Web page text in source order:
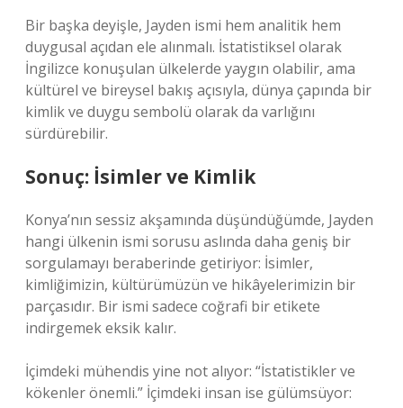
Bir başka deyişle, Jayden ismi hem analitik hem
duygusal açıdan ele alınmalı. İstatistiksel olarak
İngilizce konuşulan ülkelerde yaygın olabilir, ama
kültürel ve bireysel bakış açısıyla, dünya çapında bir
kimlik ve duygu sembolü olarak da varlığını
sürdürebilir.
Sonuç: İsimler ve Kimlik
Konya’nın sessiz akşamında düşündüğümde, Jayden
hangi ülkenin ismi sorusu aslında daha geniş bir
sorgulamayı beraberinde getiriyor: İsimler,
kimliğimizin, kültürümüzün ve hikâyelerimizin bir
parçasıdır. Bir ismi sadece coğrafi bir etikete
indirgemek eksik kalır.
İçimdeki mühendis yine not alıyor: “İstatistikler ve
kökenler önemli.” İçimdeki insan ise gülümsüyor: